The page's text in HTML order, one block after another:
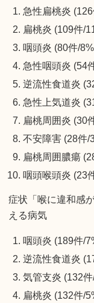
急性扁桃炎
扁桃炎 (109件/
咽頭炎 (80件/
急性咽頭炎 (54
逆流性食道炎
急性上気道炎
扁桃周囲炎 (30
不安障害 (28件/
扁桃周囲膿瘍
咽頭喉頭炎 (23
症状「喉に違和感
える病気
咽頭炎 (189件/
逆流性食道炎
気管支炎 (132
扁桃炎 (132件/